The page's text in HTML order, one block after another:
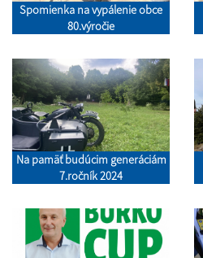
Spomienka na vypálenie obce
80.výročie
Na pamäť budúcim generáciám
7.ročník 2024